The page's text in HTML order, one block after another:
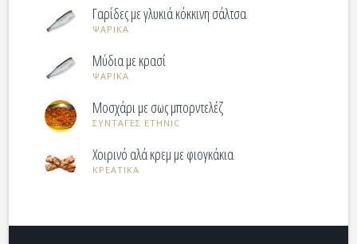
Γαρίδες με γλυκιά κόκκινη σάλτσα
ΨΑΡΙΚΑ
Μύδια με κρασί
ΨΑΡΙΚΑ
Μοσχάρι με σως μπορντελέζ
ΣΥΝΤΑΓΕΣ ETHNIC
Χοιρινό αλά κρεμ με φιογκάκια
ΚΡΕΑΤΙΚΑ